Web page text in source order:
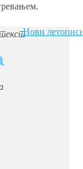
текстНови